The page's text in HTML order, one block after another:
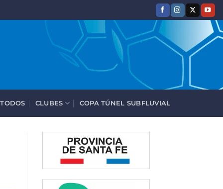
CLUBES COPA TÚNEL SUBFLUVIAL